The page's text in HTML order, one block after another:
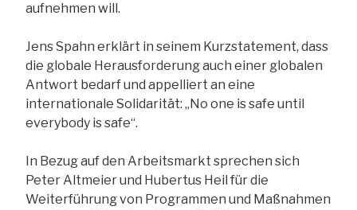
aufnehmen will.
Jens Spahn erklärt in seinem Kurzstatement, dass
die globale Herausforderung auch einer globalen
Antwort bedarf und appelliert an eine
internationale Solidarität: „No one is safe until
everybody is safe“.
In Bezug auf den Arbeitsmarkt sprechen sich
Peter Altmeier und Hubertus Heil für die
Weiterführung von Programmen und Maßnahmen